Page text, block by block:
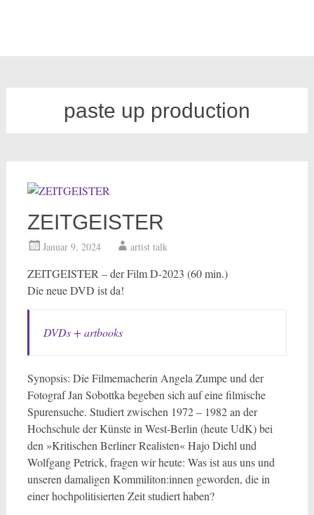
paste up production
ZEITGEISTER
Januar 9, 2024 artist talk
ZEITGEISTER – der Film D-2023 (60 min.)
Die neue DVD ist da!
DVDs + artbooks
Synopsis: Die Filmemacherin Angela Zumpe und der
Fotograf Jan Sobottka begeben sich auf eine filmische
Spurensuche. Studiert zwischen 1972 – 1982 an der
Hochschule der Künste in West-Berlin (heute UdK) bei
den »Kritischen Berliner Realisten« Hajo Diehl und
Wolfgang Petrick, fragen wir heute: Was ist aus uns und
unseren damaligen Kommiliton:innen geworden, die in
einer hochpolitisierten Zeit studiert haben?